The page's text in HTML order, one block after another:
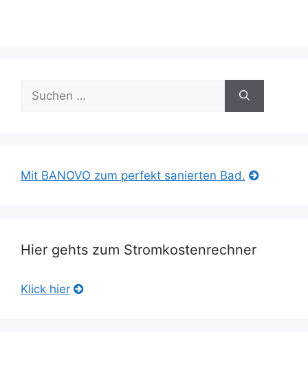
Suche
nach:
Mit BANOVO zum perfekt sanierten Bad.
Hier gehts zum Stromkostenrechner
Klick hier